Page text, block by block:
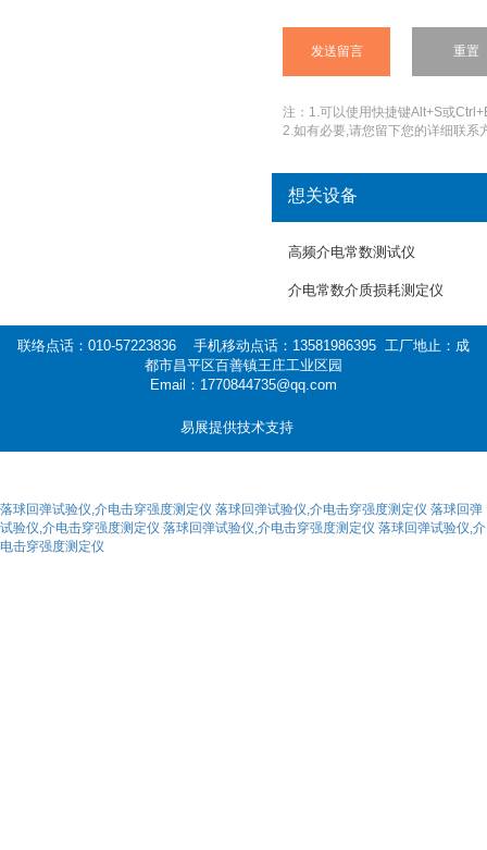
注：1.可以使用快捷键Alt+S或
2.如有必要,请您留下您的详细联系
想关设备
高频介电常数测试仪
介电常数介质损耗测定仪
联络点话：010-57223836 手机移动点话：13581986395 工厂地止：成
都市昌平区百善镇王庄工业区园
Email：1770844735@qq.com
易展提供技术支持
落球回弹试验仪,介电击穿强度测定仪 落球回弹试验仪,介电击穿强度测定仪 落球回弹
试验仪,介电击穿强度测定仪 落球回弹试验仪,介电击穿强度测定仪 落球回弹试验仪,介
电击穿强度测定仪